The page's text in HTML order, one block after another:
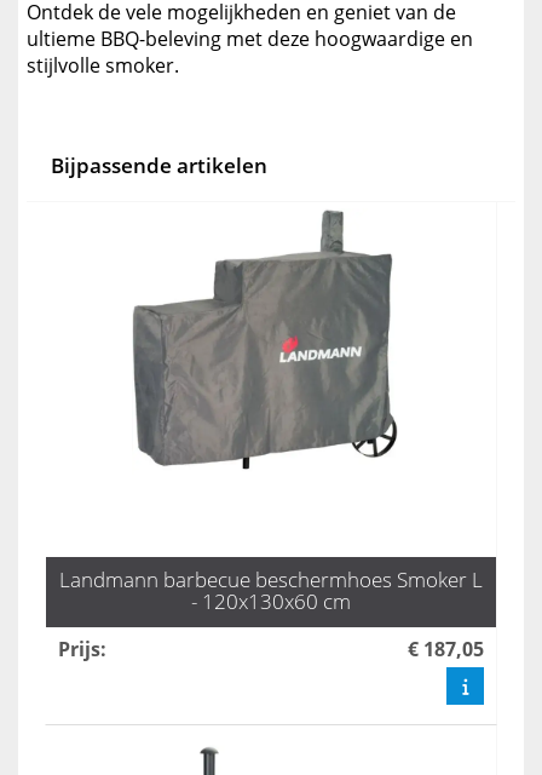
Ontdek de vele mogelijkheden en geniet van de
ultieme BBQ-beleving met deze hoogwaardige en
stijlvolle smoker.
Bijpassende artikelen
Landmann barbecue beschermhoes Smoker L
- 120x130x60 cm
Prijs: € 187,05